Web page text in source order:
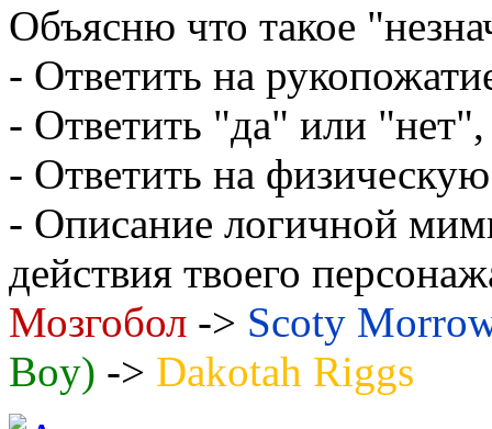
Объясню что такое
- Ответить на
- Ответить "да" или
- Ответить на физическую
- Описание логичной
действия твоего
Мозгобол -> Scoty
Boy) -> Dakotah Riggs